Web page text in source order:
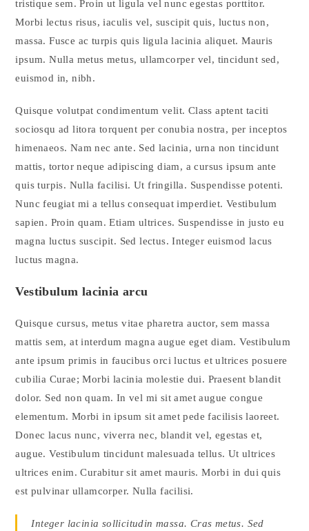
tristique sem. Proin ut ligula vel nunc egestas porttitor.
Morbi lectus risus, iaculis vel, suscipit quis, luctus non,
massa. Fusce ac turpis quis ligula lacinia aliquet. Mauris
ipsum. Nulla metus metus, ullamcorper vel, tincidunt sed,
euismod in, nibh.
Quisque volutpat condimentum velit. Class aptent taciti
sociosqu ad litora torquent per conubia nostra, per inceptos
himenaeos. Nam nec ante. Sed lacinia, urna non tincidunt
mattis, tortor neque adipiscing diam, a cursus ipsum ante
quis turpis. Nulla facilisi. Ut fringilla. Suspendisse potenti.
Nunc feugiat mi a tellus consequat imperdiet. Vestibulum
sapien. Proin quam. Etiam ultrices. Suspendisse in justo eu
magna luctus suscipit. Sed lectus. Integer euismod lacus
luctus magna.
Vestibulum lacinia arcu
Quisque cursus, metus vitae pharetra auctor, sem massa
mattis sem, at interdum magna augue eget diam. Vestibulum
ante ipsum primis in faucibus orci luctus et ultrices posuere
cubilia Curae; Morbi lacinia molestie dui. Praesent blandit
dolor. Sed non quam. In vel mi sit amet augue congue
elementum. Morbi in ipsum sit amet pede facilisis laoreet.
Donec lacus nunc, viverra nec, blandit vel, egestas et,
augue. Vestibulum tincidunt malesuada tellus. Ut ultrices
ultrices enim. Curabitur sit amet mauris. Morbi in dui quis
est pulvinar ullamcorper. Nulla facilisi.
Integer lacinia sollicitudin massa. Cras metus. Sed